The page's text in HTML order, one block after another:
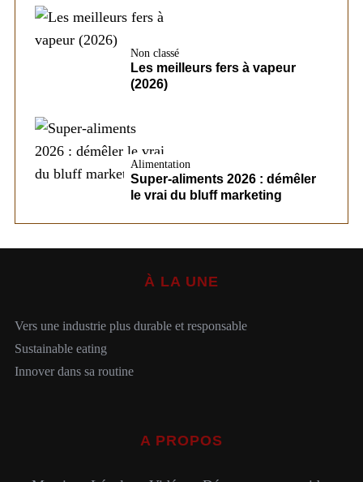
Non classé
Les meilleurs fers à vapeur
(2026)
Alimentation
Super-aliments 2026 : démêler
le vrai du bluff marketing
À LA UNE
Vers une industrie plus durable et responsable
Sustainable eating
Innover dans sa routine
A PROPOS